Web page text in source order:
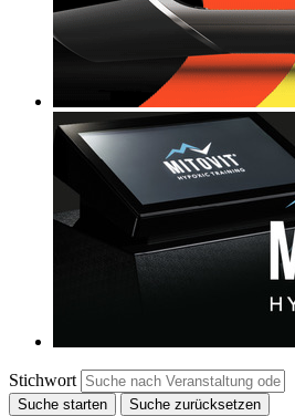
Stichwort
Suche starten Suche zurücksetzen